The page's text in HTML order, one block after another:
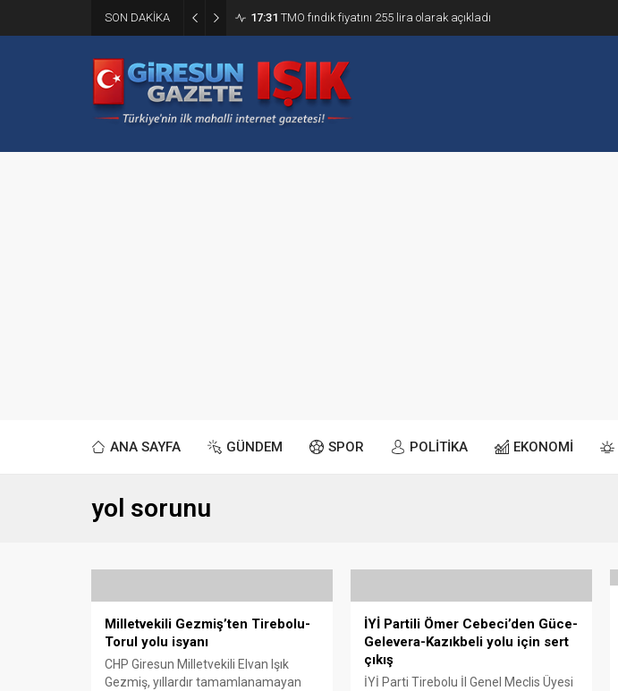
SON DAKİKA 17:31 TMO fındık fiyatını 255 lira olarak açıkladı
ANA SAYFA GÜNDEM SPOR POLİTİKA EKONOMİ
yol sorunu
Milletvekili Gezmiş’ten Tirebolu-
Torul yolu isyanı
CHP Giresun Milletvekili Elvan Işık
Gezmiş, yıllardır tamamlanamayan
İYİ Partili Ömer Cebeci’den Güce-
Gelevera-Kazıkbeli yolu için sert
çıkış
İYİ Parti Tirebolu İl Genel Meclis Üyesi